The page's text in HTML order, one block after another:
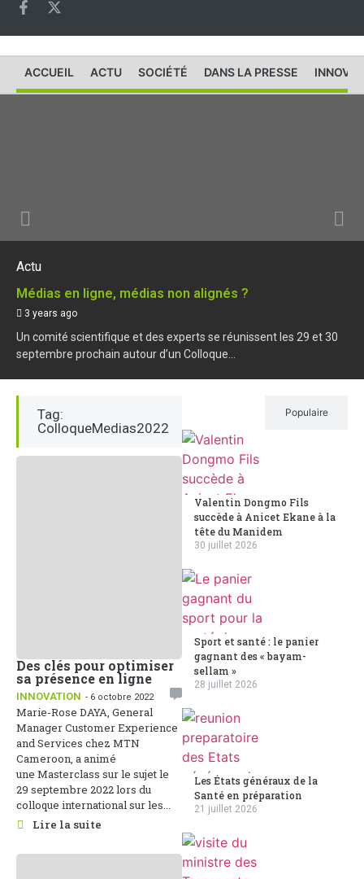
ACCUEIL ACTU SOCIÉTÉ DANS LA PRESSE
Actu
Médias en ligne, médias non alignés ?
3 years ago
Un comité scientifique et des experts se réunissent les 29 et 30
septembre prochain autour d’un Colloque...
Tag:
ColloqueMedias2022
Des clés pour optimiser
sa présence en ligne
INNOVATION - 6 octobre 2022
Marie-Rose DAYA, General
Manager Customer Experience
and Services chez MTN
Cameroon, a animé
une Masterclass sur le sujet le
29 septembre 2022 lors du
colloque international sur les...
Lire la suite
Populaire
Valentin Dongmo Fils
succède à Anicet Ekane à la
tête du Manidem
30 juillet 2026
Sport et santé : le panier
gagnant des « bayam-
sellam »
28 juillet 2026
Les États généraux de la
Santé en préparation
21 juillet 2026